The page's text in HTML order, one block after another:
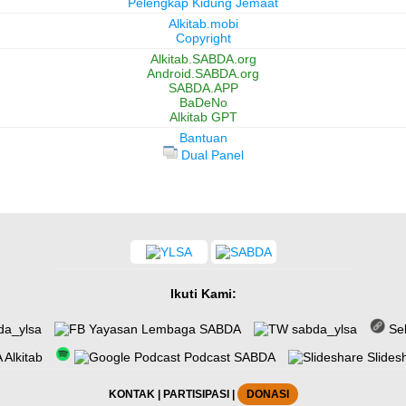
Alkitab.mobi
Copyright
Alkitab.SABDA.org
Android.SABDA.org
SABDA.APP
BaDeNo
Alkitab GPT
Bantuan
Dual Panel
Ikuti Kami:
Yayasan Lembaga SABDA sabda_ylsa
Alkitab
Podcast SABDA
KONTAK | PARTISIPASI| DONASI